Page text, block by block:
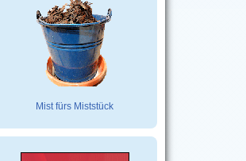
Mist fürs Miststück